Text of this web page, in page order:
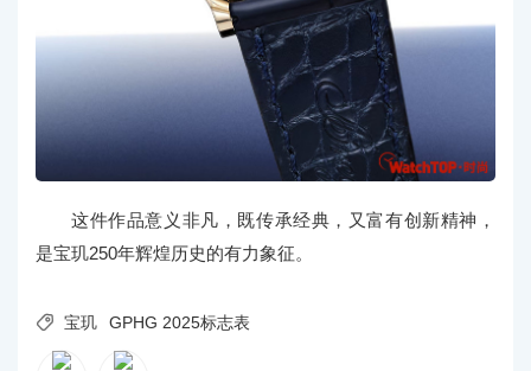
这件作品意义非凡，既传承经典，又富有创新精神，
是宝玑250年辉煌历史的有力象征。
 宝玑 GPHG 2025标志表